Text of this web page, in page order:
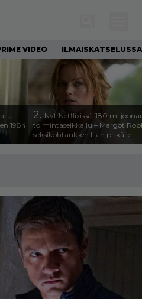
VIDEO ILMAISKATSELUSSA
1984
2. Nyt Netflixissä: 180
toimintaseikkailu – Margot
seksikohtauksen liian pitkälle